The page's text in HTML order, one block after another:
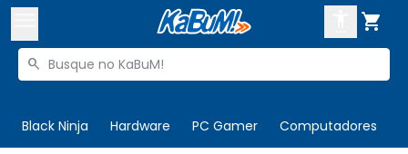

Buscar produtos

Black Ninja Hardware PC Gamer Computadores